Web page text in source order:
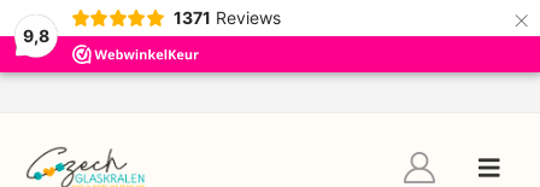
9,8
1371 Reviews ×